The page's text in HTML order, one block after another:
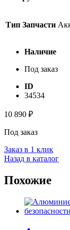
Тип Запчасти
Наличие
Под заказ
ID
34534
10 890 ₽
Под заказ
Заказ в 1 клик
Назад в каталог
Похожие